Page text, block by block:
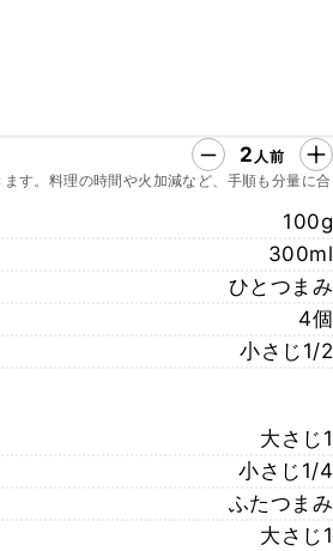
2 人前
す。料理の時間や火加減など、手順も分量に合
100g
300ml
ひとつまみ
4個
小さじ1/2
大さじ1
小さじ1/4
ふたつまみ
大さじ1